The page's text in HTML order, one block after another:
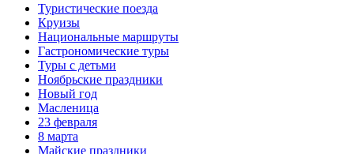
Туристические поезда
Круизы
Национальные маршруты
Гастрономические туры
Туры с детьми
Ноябрьские праздники
Новый год
Масленица
23 февраля
8 марта
Майские праздники